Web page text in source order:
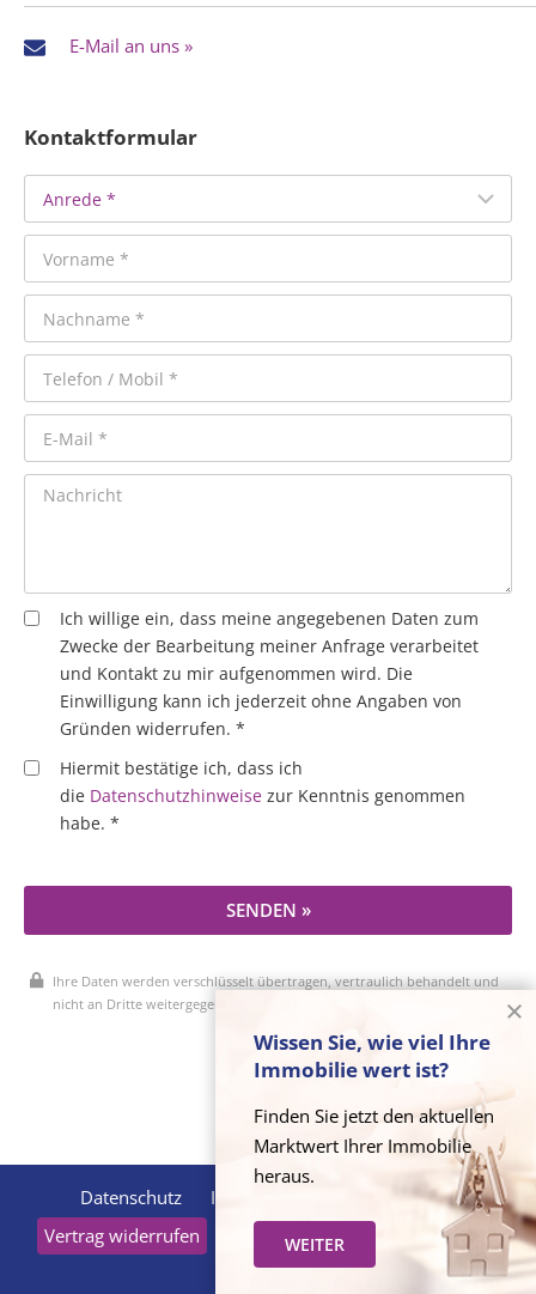
E-Mail an uns »
Kontaktformular
Ich willige ein, dass meine angegebenen Daten zum
Zwecke der Bearbeitung meiner Anfrage verarbeitet
und Kontakt zu mir aufgenommen wird. Die
Einwilligung kann ich jederzeit ohne Angaben von
Gründen widerrufen. *
Hiermit bestätige ich, dass ich
die Datenschutzhinweise zur Kenntnis genommen
habe. *
SENDEN »
Ihre Daten werden verschlüsselt übertragen, vertraulich behandelt und
nicht an Dritte weitergegeben.
* Pflichtfelder
Datenschutz Impressum
Widerrufsrecht
Vertrag widerrufen
KI-Nutzung Cookie-Verwaltung
Wissen Sie, wie viel Ihre
Immobilie wert ist?
Finden Sie jetzt den aktuellen
Marktwert Ihrer Immobilie
heraus.
WEITER